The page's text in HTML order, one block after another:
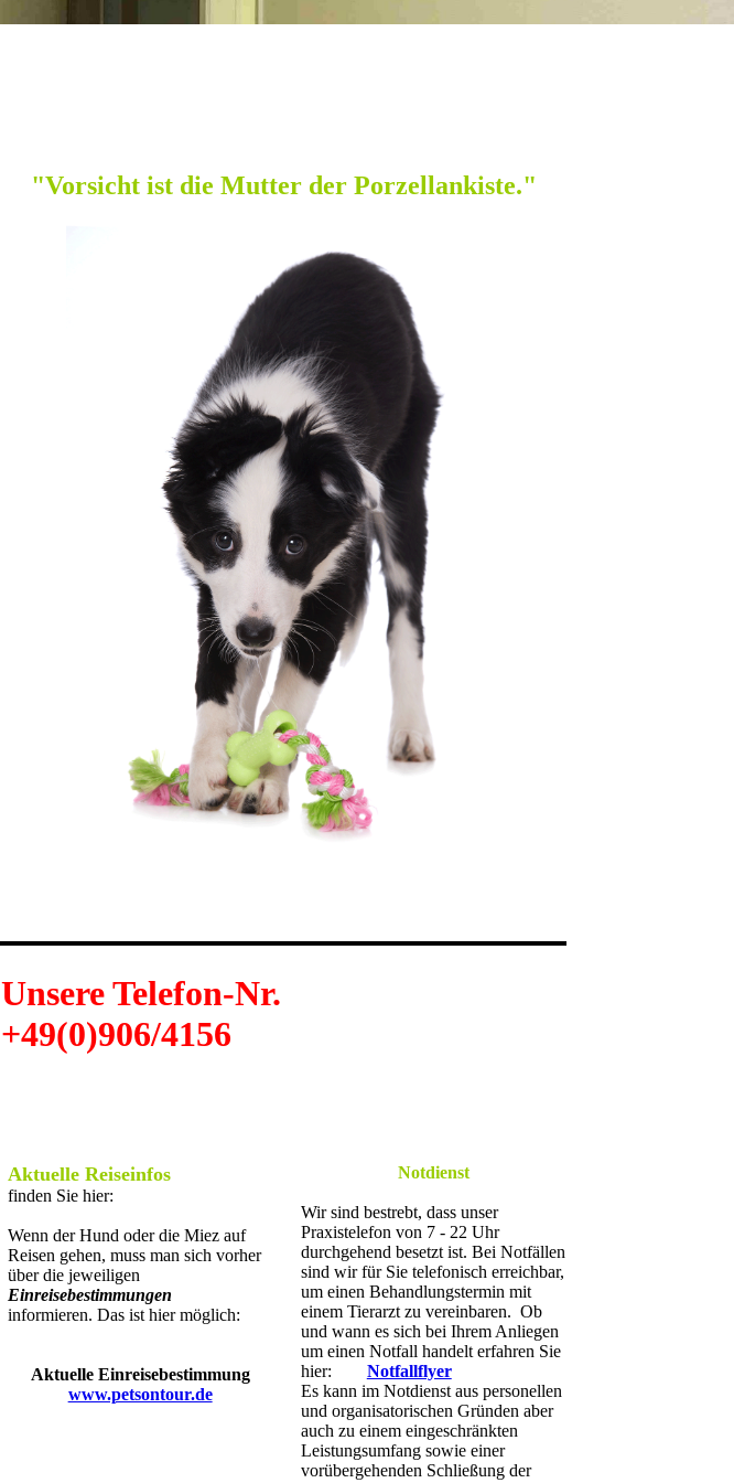
"Vorsicht ist die Mutter der Porzellankiste."
Unsere Telefon-Nr.
+49(0)906/4156
Aktuelle Reiseinfos
finden Sie hier:
Wenn der Hund oder die Miez auf
Reisen gehen, muss man sich vorher
über die jeweiligen
Einreisebestimmungen
informieren. Das ist hier möglich:
Aktuelle Einreisebestimmung
www.petsontour.de
Notdienst
Wir sind bestrebt, dass unser
Praxistelefon von 7 - 22 Uhr
durchgehend besetzt ist. Bei Notfällen
sind wir für Sie telefonisch erreichbar,
um einen Behandlungstermin mit
einem Tierarzt zu vereinbaren. Ob
und wann es sich bei Ihrem Anliegen
um einen Notfall handelt erfahren Sie
hier: Notfallflyer
Es kann im Notdienst aus personellen
und organisatorischen Gründen aber
auch zu einem eingeschränkten
Leistungsumfang sowie einer
vorübergehenden Schließung der